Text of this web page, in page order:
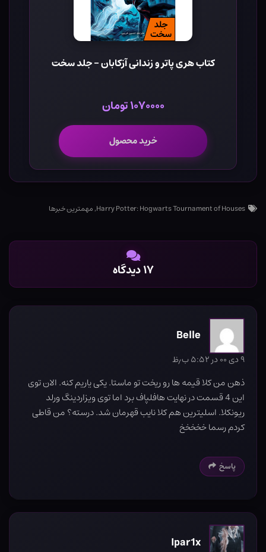
کتاب هری پاتر و زندانی آزکابان - جلد سخت
۱۰۷۰۰۰۰ تومان
خرید محصول
Harry Potter: Hogwarts Tournament of Houses
,مهمترین خبرها
۱۷ دیدگاه
Belle
۹ دی ۰۰ در ۵:۵۲ ب٫ظ
ذهن من کلا قیمه ها رو ریخت تو ماستا. یکی یاریم کنه. الان توی
این 4 قسمت در نهایت هافلپاف برد اما توی ویزاردینگ ورلد
ریونکلا. اسلیترین هم کلا نایب قهرمان شد. درسته؟ من قاطی
کردم رسما خخخخخ
پاسخ
Ipar1x